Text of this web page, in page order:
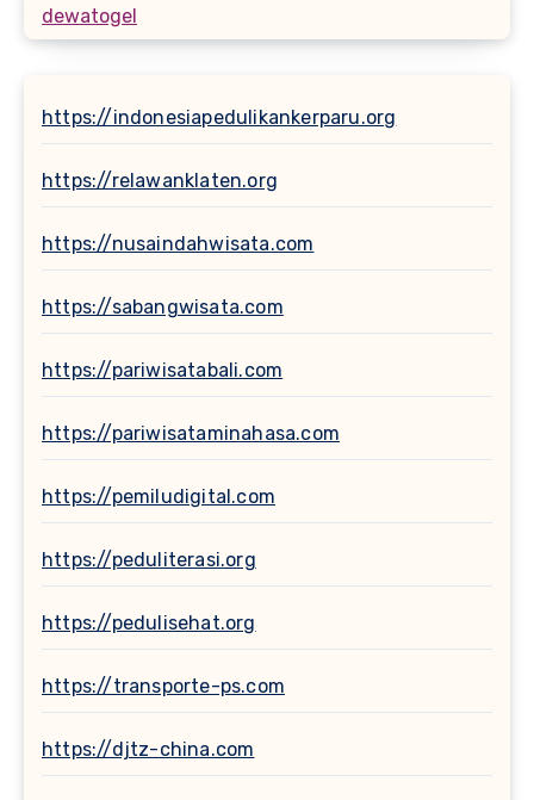
dewatogel
https://indonesiapedulikankerparu.org
https://relawanklaten.org
https://nusaindahwisata.com
https://sabangwisata.com
https://pariwisatabali.com
https://pariwisataminahasa.com
https://pemiludigital.com
https://peduliterasi.org
https://pedulisehat.org
https://transporte-ps.com
https://djtz-china.com